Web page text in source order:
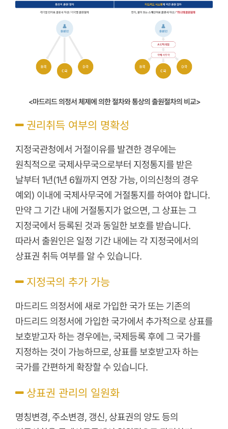
<마드리드 의정서 체제에 의한 절차와 통상의 출원절차의 비교>
권리취득 여부의 명확성
지정국관청에서 거절이유를 발견한 경우에는
원칙적으로 국제사무국으로부터 지정통지를 받은
날부터 1년(1년 6월까지 연장 가능, 이의신청의 경우
예외) 이내에 국제사무국에 거절통지를 하여야 합니다.
만약 그 기간 내에 거절통지가 없으면, 그 상표는 그
지정국에서 등록된 것과 동일한 보호를 받습니다.
따라서 출원인은 일정 기간 내에는 각 지정국에서의
상표권 취득 여부를 알 수 있습니다.
지정국의 추가 가능
마드리드 의정서에 새로 가입한 국가 또는 기존의
마드리드 의정서에 가입한 국가에서 추가적으로 상표를
보호받고자 하는 경우에는, 국제등록 후에 그 국가를
지정하는 것이 가능하므로, 상표를 보호받고자 하는
국가를 간편하게 확장할 수 있습니다.
상표권 관리의 일원화
명칭변경, 주소변경, 갱신, 상표권의 양도 등의